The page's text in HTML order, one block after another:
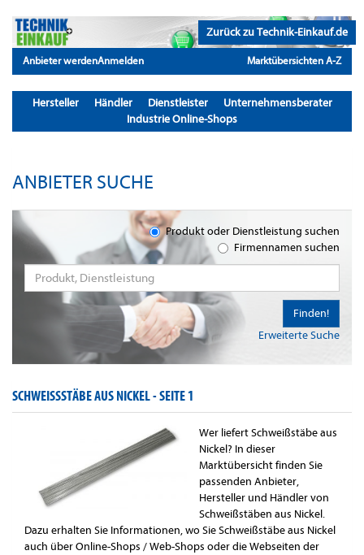
Zurück zu Technik-Einkauf.de
Anbieter werdenAnmelden Marktübersichten A-Z
Hersteller Händler Dienstleister
Unternehmensberater
Industrie Online-Shops
ANBIETER SUCHE
Produkt oder Dienstleistung suchen
Firmennamen suchen
Erweiterte Suche
Finden!
SCHWEISSSTÄBE AUS NICKEL -SEITE 1
Wer liefert Schweißstäbe aus
Nickel? In dieser
Marktübersicht finden Sie
passenden Anbieter,
Hersteller und Händler von
Schweißstäben aus Nickel.
Dazu erhalten Sie Informationen, wo Sie Schweißstäbe aus Nickel
auch über Online-Shops / Web-Shops oder die Webseiten der